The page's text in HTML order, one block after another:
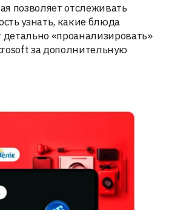
позволяет отслеживать
узнать, какие блюда
«проанализировать»
за дополнительную